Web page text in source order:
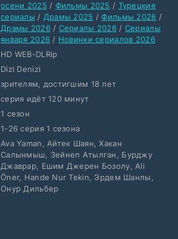
осени 2025 / Фильмы 2025 / Турецкие
сериалы / Драмы 2025 /Фильмы 2026 /
Драмы 2026/ Сериалы 2026 / Сериалы
января 2026 / Новинки сериалов 2026
HD WEB-DLRip
Dizi Denizi
зрителям, достигшим 18 лет
серия идёт 120 минут
1 сезон
1-26 серия 1 сезона
Ava Yaman, Айтек Шаян, Хакан
Салынмыш, Зейнеп Атылган, Бурджу
Джаврар, Ешим Джерен Бозолу, Ali
Öner, Hande Nur Tekin, Эрдем Шанлы,
Онур Дильбер